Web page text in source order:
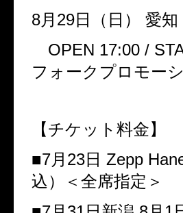
8月 29日（日）
愛知
OPEN 17:00 /
フォークプロモー
【チケット料金】
■7月 23日 Zepp
込）＜全席指定＞